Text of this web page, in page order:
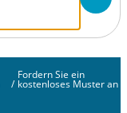
/
Fordern Sie ein
kostenloses Muster an